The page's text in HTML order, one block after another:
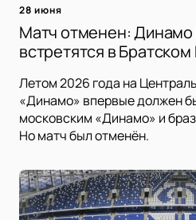
28 июня
Матч отменен: Динамо
встретятся в Братском
Летом 2026 года на
«Динамо» впервые должен
московским «Динамо» и
Но матч был отменён.